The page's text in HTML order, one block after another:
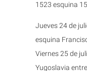
1523 esquina
Jueves 24 de
esquina
Viernes 25 de
Yugoslavia